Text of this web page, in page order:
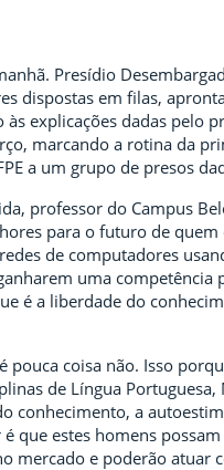
Presídio
dispostas em filas,
às explicações dadas pelo
marcando a rotina da
a um grupo de presos
professor do Campus
para o futuro de
de computadores
uma
é a liberdade do
pouca coisa não. Isso
de Língua
conhecimento, a
que estes homens
mercado e poderão atuar